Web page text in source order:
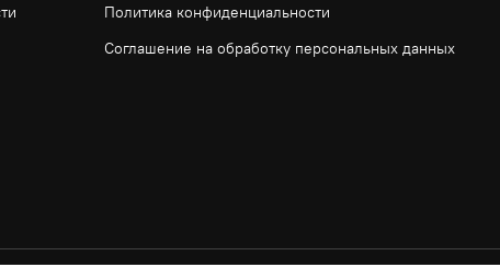
Политика конфиденциальности
Соглашение на обработку персональных данных